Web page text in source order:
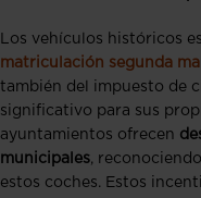
Los vehículos históricos
matriculación segunda
también del impuesto de
significativo para sus
ayuntamientos ofrecen
municipales,
estos coches. Estos